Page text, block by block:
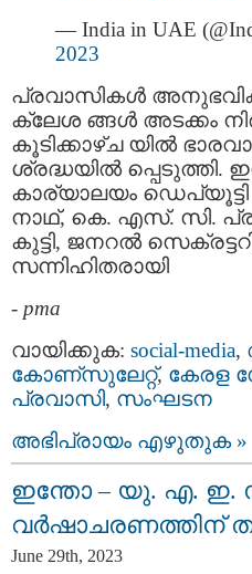
— India in UAE
2023
പ്രവാസികള്‍
ക്ലേശ ങ്ങള്‍ അടക്കം
കൂടിക്കാഴ്ച യില്‍
ശ്രദ്ധയില്‍ പ്പെടുത്തി.
കാര്യാലയം
നാഥ്, കെ. എസ്. സി.
കുട്ടി, ജനറല്‍
സന്നിഹിതരായി
- pma
വായിക്കുക: social-media,
കോണ്സുലേറ്റ്, കേരള
പ്രവാസി, സംഘടന
അഭിപ്രായം എഴുതുക »
ഇന്തോ – യു. എ. ഇ.
വർഷാചരണത്തിന്
June 29th, 2023